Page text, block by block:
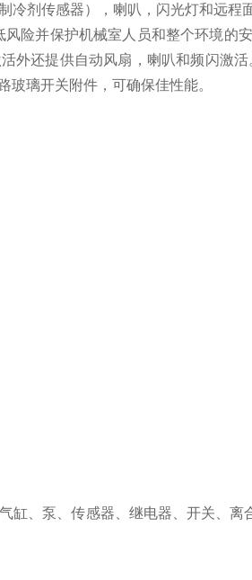
剂传感器），喇叭，闪光灯和远程
险并保护机械室人员和整个环境的
外还提供自动风扇，喇叭和频闪激
璃开关附件，可确保佳性能。
缸、泵、传感器、继电器、开关、